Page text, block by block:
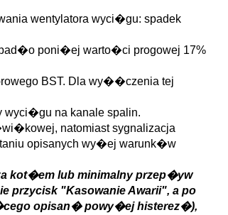
wentylatora wyci�gu: spadek
poni�ej warto�ci progowej 17%
BST. Dla wy��czenia tej
na kanale spalin.
natomiast sygnalizacja
opisanych wy�ej warunk�w
kot�em lub minimalny przep�yw
przycisk "Kasowanie Awarii", a po
opisan� powy�ej histerez�),